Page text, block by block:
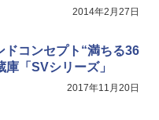
2014年2月27日
ドコンセプト“満ちる36
「SVシリーズ」
2017年11月20日